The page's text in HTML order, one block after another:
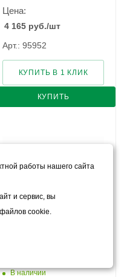
Цена:
4 165 руб./шт
Арт.: 95952
КУПИТЬ
КУПИТЬ В 1 КЛИК
В наличии
работы нашего сайта
и сервис, вы
cookie.